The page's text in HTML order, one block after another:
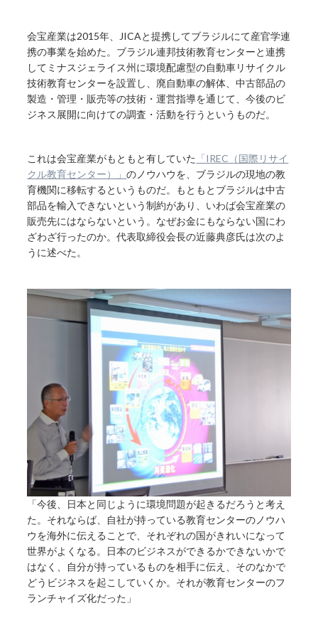
会宝産業は2015年、JICAと提携してブラジルにて産官学連
携の事業を始めた。ブラジル連邦技術教育センターと連携
してミナスジェライス州に環境配慮型の自動車リサイクル
技術教育センターを設置し、廃自動車の解体、中古部品の
製造・管理・販売等の技術・運営指導を通じて、今後のビ
ジネス展開に向けての調査・活動を行うというものだ。
これは会宝産業がもともと有していた 「IREC（国際リサイ
クル教育センター）」のノウハウを、ブラジルの現地の教
育機関に移転するというものだ。もともとブラジルは中古
部品を輸入できないという制約があり、いわば会宝産業の
販売先にはならないという。なぜお金にもならない国にわ
ざわざ行ったのか。代表取締役会長の近藤典彦氏は次のよ
うに述べた。
「今後、日本と同じように環境問題が起きるだろうと考え
た。それならば、自社が持っている教育センターのノウハ
ウを海外に伝えることで、それぞれの国がきれいになって
世界がよくなる。日本のビジネスができるかできないかで
はなく、自分が持っているものを相手に伝え、そのなかで
どうビジネスを起こしていくか。それが教育センターのフ
ランチャイズ化だった」